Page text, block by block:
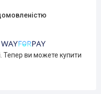
Тепер ви можете купити